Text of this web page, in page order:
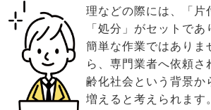
理などの際には、「片
「処分」がセットで
簡単な作業ではありま
ら、専門業者へ依頼さ
齢化社会という背景か
増えると考えられます